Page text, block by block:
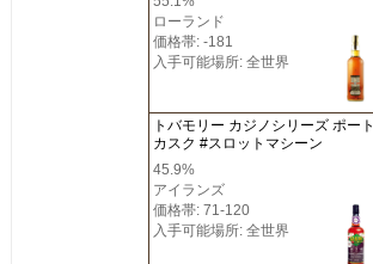
ローランド
価格帯: -181
入手可能場所: 全世界
トバモリー カジノシリーズ ポート
カスク #スロットマシーン
45.9%
アイランズ
価格帯: 71-120
入手可能場所: 全世界